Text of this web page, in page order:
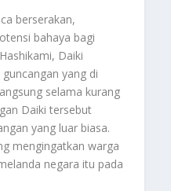
berserakan,
bahaya bagi
Daiki
yang di
selama kurang
Daiki tersebut
yang luar biasa.
mengingatkan warga
negara itu pada